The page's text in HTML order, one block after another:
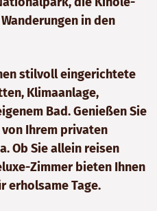
in den
stilvoll eingerichtete
Klimaanlage,
Bad. Genießen Sie
Ihrem privaten
Ob Sie allein reisen
Zimmer bieten Ihnen
erholsame Tage.